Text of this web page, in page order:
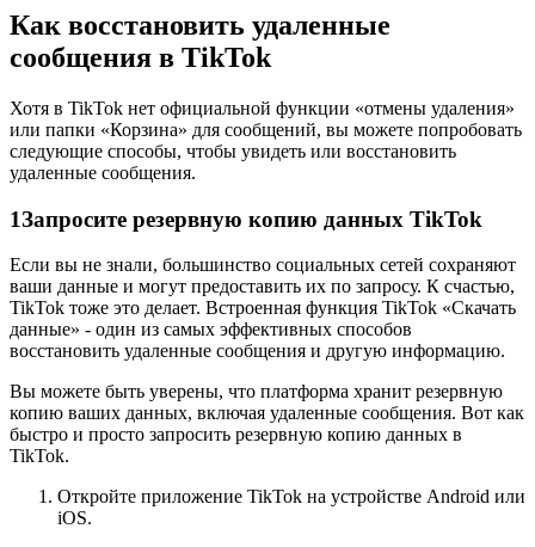
Как восстановить удаленные
сообщения в TikTok
Хотя в TikTok нет официальной функции «отмены удаления»
или папки «Корзина» для сообщений, вы можете попробовать
следующие способы, чтобы увидеть или восстановить
удаленные сообщения.
1Запросите резервную копию данных TikTok
Если вы не знали, большинство социальных сетей сохраняют
ваши данные и могут предоставить их по запросу. К счастью,
TikTok тоже это делает. Встроенная функция TikTok «Скачать
данные» - один из самых эффективных способов
восстановить удаленные сообщения и другую информацию.
Вы можете быть уверены, что платформа хранит резервную
копию ваших данных, включая удаленные сообщения. Вот как
быстро и просто запросить резервную копию данных в
TikTok.
Откройте приложение TikTok на устройстве Android или
iOS.